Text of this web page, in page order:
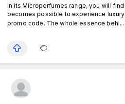
In its Microperfumes range, you will
becomes possible to experience
promo code. The whole essence behi...